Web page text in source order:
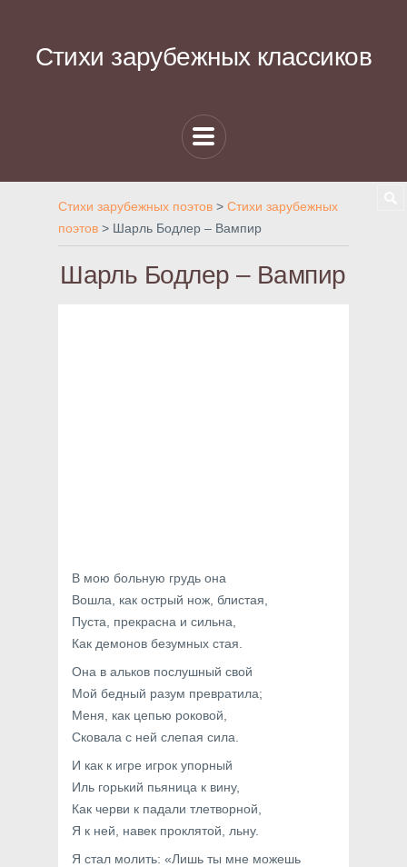
Стихи зарубежных классиков
Стихи зарубежных поэтов > Стихи зарубежных
поэтов > Шарль Бодлер – Вампир
Шарль Бодлер – Вампир
В мою больную грудь она
Вошла, как острый нож, блистая,
Пуста, прекрасна и сильна,
Как демонов безумных стая.
Она в альков послушный свой
Мой бедный разум превратила;
Меня, как цепью роковой,
Сковала с ней слепая сила.
И как к игре игрок упорный
Иль горький пьяница к вину,
Как черви к падали тлетворной,
Я к ней, навек проклятой, льну.
Я стал молить: «Лишь ты мне можешь